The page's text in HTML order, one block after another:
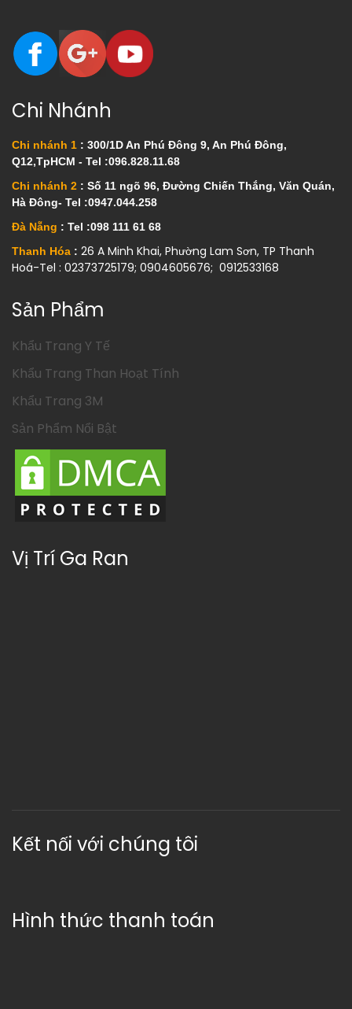
Chi Nhánh
Chi nhánh 1 : 300/1D An Phú Đông 9, An Phú Đông,
Q12,TpHCM - Tel :096.828.11.68
Chi nhánh 2 : Số 11 ngõ 96, Đường Chiến Thắng, Văn Quán,
Hà Đông- Tel :0947.044.258
Đà Nẵng : Tel :098 111 61 68
Thanh Hóa : 26 A Minh Khai, Phường Lam Sơn, TP Thanh
Hoá-Tel : 02373725179; 0904605676; 0912533168
Sản Phẩm
Khẩu Trang Y Tế
Khẩu Trang Than Hoạt Tính
Khẩu Trang 3M
Sản Phẩm Nổi Bật
Vị Trí Ga Ran
Kết nối với chúng tôi
Hình thức thanh toán